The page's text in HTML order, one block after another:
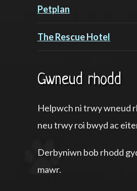
Petplan
The Rescue Hotel
Gwneud rhodd
Helpwch ni trwy wneud
neu trwy roi bwyd ac
Derbyniwn bob rhodd
mawr.